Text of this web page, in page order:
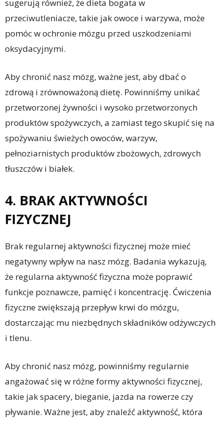
sugerują również, że dieta bogata w
przeciwutleniacze, takie jak owoce i warzywa, może
pomóc w ochronie mózgu przed uszkodzeniami
oksydacyjnymi.
Aby chronić nasz mózg, ważne jest, aby dbać o
zdrową i zrównoważoną dietę. Powinniśmy unikać
przetworzonej żywności i wysoko przetworzonych
produktów spożywczych, a zamiast tego skupić się na
spożywaniu świeżych owoców, warzyw,
pełnoziarnistych produktów zbożowych, zdrowych
tłuszczów i białek.
4. BRAK AKTYWNOŚCI
FIZYCZNEJ
Brak regularnej aktywności fizycznej może mieć
negatywny wpływ na nasz mózg. Badania wykazują,
że regularna aktywność fizyczna może poprawić
funkcje poznawcze, pamięć i koncentrację. Ćwiczenia
fizyczne zwiększają przepływ krwi do mózgu,
dostarczając mu niezbędnych składników odżywczych
i tlenu.
Aby chronić nasz mózg, powinniśmy regularnie
angażować się w różne formy aktywności fizycznej,
takie jak spacery, bieganie, jazda na rowerze czy
pływanie. Ważne jest, aby znaleźć aktywność, która